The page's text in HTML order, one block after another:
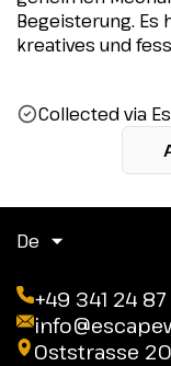
Begeisterung.
kreatives und
Collected via
De
+49 341 24
Oststrasse